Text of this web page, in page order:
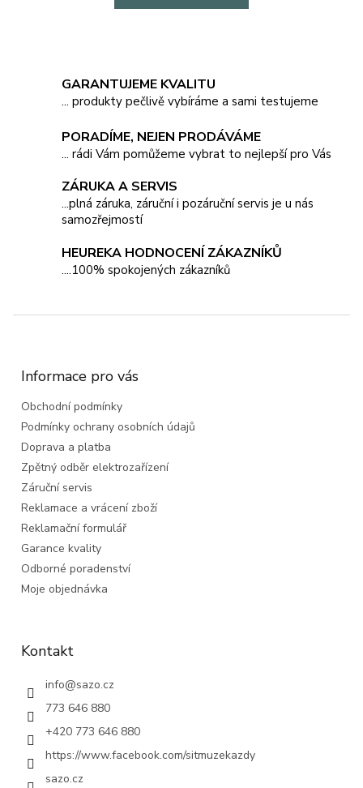
GARANTUJEME KVALITU
... produkty pečlivě vybíráme a sami testujeme
PORADÍME, NEJEN PRODÁVÁME
... rádi Vám pomůžeme vybrat to nejlepší pro Vás
ZÁRUKA A SERVIS
...plná záruka, záruční i pozáruční servis je u nás
samozřejmostí
HEUREKA HODNOCENÍ ZÁKAZNÍKŮ
....100% spokojených zákazníků
Informace pro vás
Obchodní podmínky
Podmínky ochrany osobních údajů
Doprava a platba
Zpětný odběr elektrozařízení
Záruční servis
Reklamace a vrácení zboží
Reklamační formulář
Garance kvality
Odborné poradenství
Moje objednávka
Kontakt
info@sazo.cz
773 646 880
+420 773 646 880
https://www.facebook.com/sitmuzekazdy
sazo.cz